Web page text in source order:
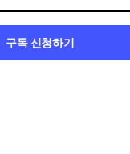
구독 신청하기